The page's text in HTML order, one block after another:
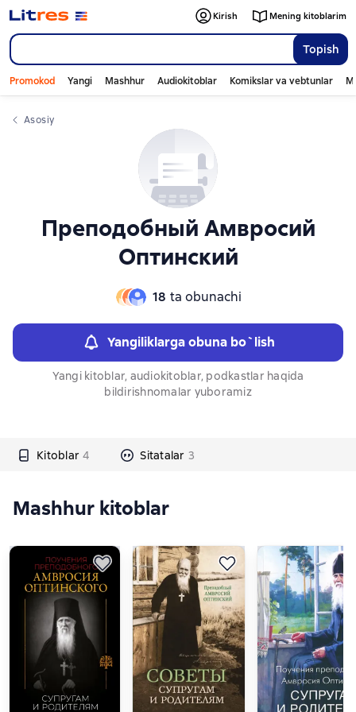
Topish
Kirish Mening kitoblarim
Promokod Yangi Mashhur Audiokitoblar Komikslar va vebtunlar
Asosiy
Преподобный Амвросий
Оптинский
18 ta obunachi
Yangiliklarga obuna bo`lish
Yangi kitoblar, audiokitoblar, podkastlar haqida
bildirishnomalar yuboramiz
Kitoblar 4 Sitatalar 3
Слайдер с книгами
Mashhur kitoblar
Слайдер с книгами